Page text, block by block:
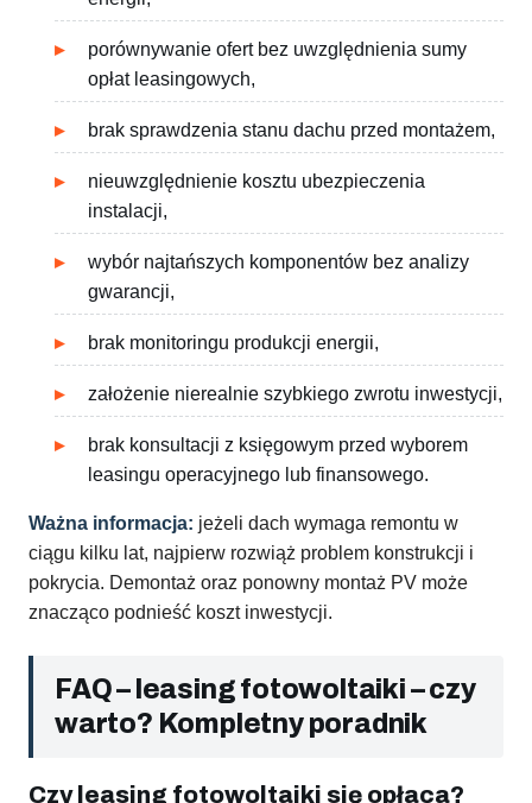
porównywanie ofert bez uwzględnienia sumy
opłat leasingowych,
brak sprawdzenia stanu dachu przed montażem,
nieuwzględnienie kosztu ubezpieczenia
instalacji,
wybór najtańszych komponentów bez analizy
gwarancji,
brak monitoringu produkcji energii,
założenie nierealnie szybkiego zwrotu inwestycji,
brak konsultacji z księgowym przed wyborem
leasingu operacyjnego lub finansowego.
Ważna informacja: jeżeli dach wymaga remontu w
ciągu kilku lat, najpierw rozwiąż problem konstrukcji i
pokrycia. Demontaż oraz ponowny montaż PV może
znacząco podnieść koszt inwestycji.
FAQ – leasing fotowoltaiki – czy
warto? Kompletny poradnik
Czy leasing fotowoltaiki się opłaca?